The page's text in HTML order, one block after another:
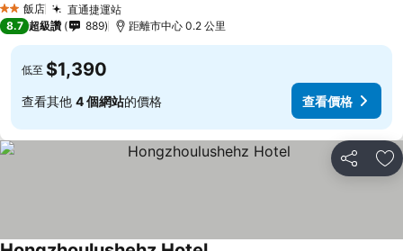
2 星級飯店 直通捷運站
8.7 超級讚 889 距離市中心 0.2 公里
低至 $1,390
查看其他 4 個網站的價格 查看價格
分享 加